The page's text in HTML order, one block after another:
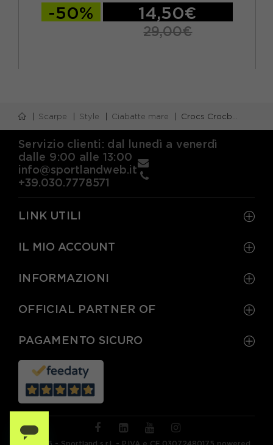
-50% 14,50€
29,00€
Scarpe Style Ciabatte mare Crocs Crocband Toddler Blu - Sandalo Bambino
Servizio clienti: dal lunedì a venerdì
dalle 9:00 alle 13:00
info@sportlandweb.it
+39.030.7778571
LINK UTILI
IL MIO ACCOUNT
INFORMAZIONI
OFFICIAL PARTNER OF
PAGAMENTO SICURO
© 2026 - Sportland s.r.l. - P.IVA e CF 03072480175 powered